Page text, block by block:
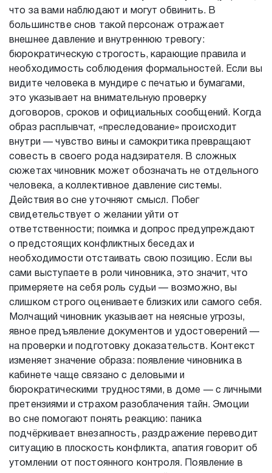
что за вами наблюдают и могут обвинить. В
большинстве снов такой персонаж отражает
внешнее давление и внутреннюю тревогу:
бюрократическую строгость, карающие правила и
необходимость соблюдения формальностей. Если вы
видите человека в мундире с печатью и бумагами,
это указывает на внимательную проверку
договоров, сроков и официальных сообщений. Когда
образ расплывчат, «преследование» происходит
внутри — чувство вины и самокритика превращают
совесть в своего рода надзирателя. В сложных
сюжетах чиновник может обозначать не отдельного
человека, а коллективное давление системы.
Действия во сне уточняют смысл. Побег
свидетельствует о желании уйти от
ответственности; поимка и допрос предупреждают
о предстоящих конфликтных беседах и
необходимости отстаивать свою позицию. Если вы
сами выступаете в роли чиновника, это значит, что
примеряете на себя роль судьи — возможно, вы
слишком строго оцениваете близких или самого себя.
Молчащий чиновник указывает на неясные угрозы,
явное предъявление документов и удостоверений —
на проверки и подготовку доказательств. Контекст
изменяет значение образа: появление чиновника в
кабинете чаще связано с деловыми и
бюрократическими трудностями, в доме — с личными
претензиями и страхом разоблачения тайн. Эмоции
во сне помогают понять реакцию: паника
подчёркивает внезапность, раздражение переводит
ситуацию в плоскость конфликта, апатия говорит об
утомлении от постоянного контроля. Появление в